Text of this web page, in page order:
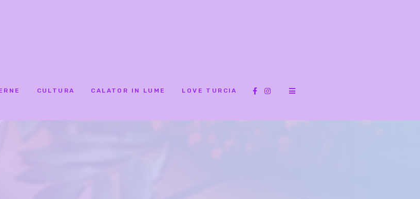
CULTURA CALATOR IN LUME LOVE TURCIA